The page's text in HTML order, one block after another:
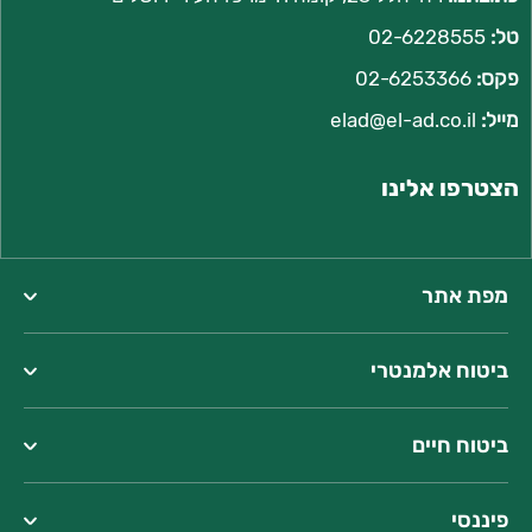
טל: 02-6228555
פקס:
מייל: elad@el-ad.co.il
הצטרפו אלינו
מפת אתר
ביטוח אלמנטרי
ביטוח חיים
פיננסי